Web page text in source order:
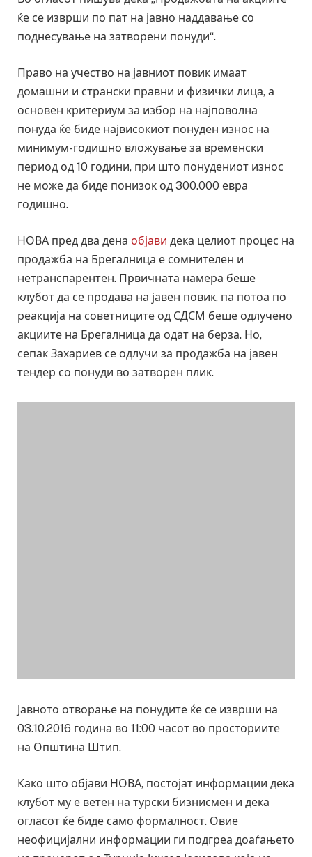
ќе се изврши по пат на јавно наддавање со
поднесување на затворени понуди“.
Право на учество на јавниот повик имаат
домашни и странски правни и физички лица, а
основен критериум за избор на најповолна
понуда ќе биде највисокиот понуден износ на
минимум-годишно вложување за временски
период од 10 години, при што понудениот износ
не може да биде понизок од 300.000 евра
годишно.
НОВА пред два дена објави дека целиот процес на
продажба на Брегалница е сомнителен и
нетранспарентен. Првичната намера беше
клубот да се продава на јавен повик, па потоа по
реакција на советниците од СДСМ беше одлучено
акциите на Брегалница да одат на берза. Но,
сепак Захариев се одлучи за продажба на јавен
тендер со понуди во затворен плик.
Јавното отворање на понудите ќе се изврши на
03.10.2016 година во 11:00 часот во просториите
на Општина Штип.
Како што објави НОВА, постојат информации дека
клубот му е ветен на турски бизнисмен и дека
огласот ќе биде само формалност. Овие
неофицијални информации ги подгреа доаѓањето